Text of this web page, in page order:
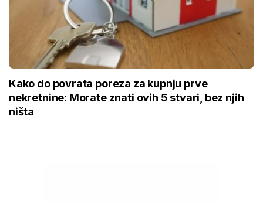
Kako do povrata poreza za kupnju prve
nekretnine: Morate znati ovih 5 stvari, bez njih
ništa